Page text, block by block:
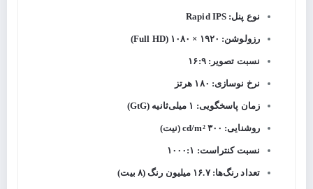
نوع پنل: Rapid IPS
رزولوشن: ۱۹۲۰ × ۱۰۸۰ (Full HD)
نسبت تصویر: ۱۶:۹
نرخ نوسازی: ۱۸۰ هرتز
زمان پاسخگویی: ۱ میلی‌ثانیه (GtG)
روشنایی: ۳۰۰ cd/m² (نیت)
نسبت کنتراست: ۱۰۰۰:۱
تعداد رنگ‌ها: ۱۶.۷ میلیون رنگ (۸ بیت)